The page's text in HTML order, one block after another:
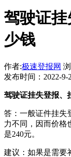
驾驶证
少钱
作者:极速登报网
发布时间：2022-9-
驾驶证挂失登报、
答：一般证件挂失
力不同，因而价格
是240元。
建议：如果是需要